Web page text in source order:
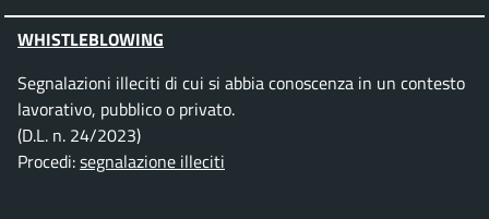
WHISTLEBLOWING
Segnalazioni illeciti di cui si abbia conoscenza in un contesto
lavorativo, pubblico o privato.
(D.L. n. 24/2023)
Procedi:segnalazione illeciti